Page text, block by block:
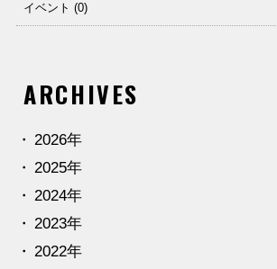
イベント (0)
ARCHIVES
2026年
2025年
2024年
2023年
2022年